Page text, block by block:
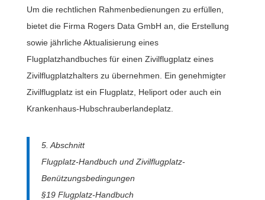
Um die rechtlichen Rahmenbedienungen zu erfüllen,
bietet die Firma Rogers Data GmbH an, die Erstellung
sowie jährliche Aktualisierung eines
Flugplatzhandbuches für einen Zivilflugplatz eines
Zivilflugplatzhalters zu übernehmen. Ein genehmigter
Zivilflugplatz ist ein Flugplatz, Heliport oder auch ein
Krankenhaus-Hubschrauberlandeplatz.
5. Abschnitt
Flugplatz-Handbuch und Zivilflugplatz-
Benützungsbedingungen
§19 Flugplatz-Handbuch